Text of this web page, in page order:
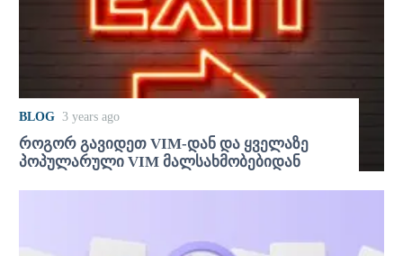
BLOG 3 years ago
როგორ გავიდეთ VIM-დან და ყველაზე
პოპულარული VIM მალსახმობებიდან